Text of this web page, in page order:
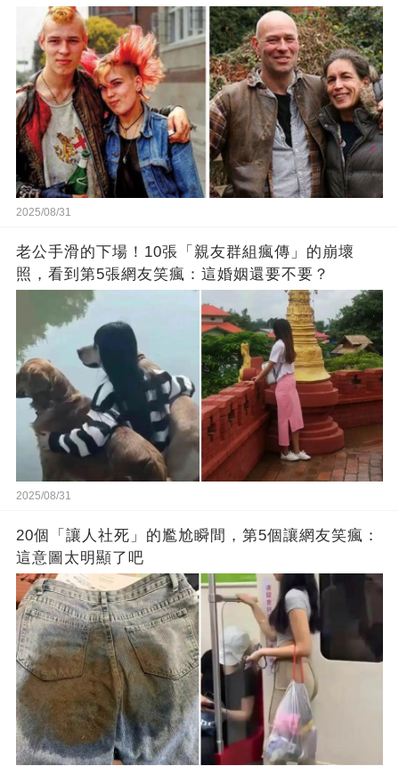
2025/08/31
老公手滑的下場！10張「親友群組瘋傳」的崩壞
照，看到第5張網友笑瘋：這婚姻還要不要？
2025/08/31
20個「讓人社死」的尷尬瞬間，第5個讓網友笑瘋：
這意圖太明顯了吧